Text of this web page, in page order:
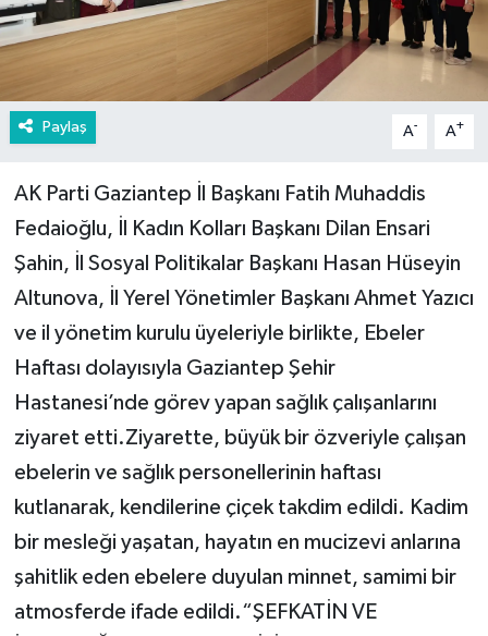
Paylaş A- A+
AK Parti Gaziantep İl Başkanı Fatih Muhaddis
Fedaioğlu, İl Kadın Kolları Başkanı Dilan Ensari
Şahin, İl Sosyal Politikalar Başkanı Hasan Hüseyin
Altunova, İl Yerel Yönetimler Başkanı Ahmet Yazıcı
ve il yönetim kurulu üyeleriyle birlikte, Ebeler
Haftası dolayısıyla Gaziantep Şehir
Hastanesi’nde görev yapan sağlık çalışanlarını
ziyaret etti.Ziyarette, büyük bir özveriyle çalışan
ebelerin ve sağlık personellerinin haftası
kutlanarak, kendilerine çiçek takdim edildi. Kadim
bir mesleği yaşatan, hayatın en mucizevi anlarına
şahitlik eden ebelere duyulan minnet, samimi bir
atmosferde ifade edildi.“ŞEFKATİN VE